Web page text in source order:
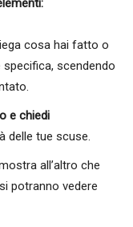
cosa hai fatto o
scendendo
e chiedi
delle tue scuse.
all’altro che
potranno vedere